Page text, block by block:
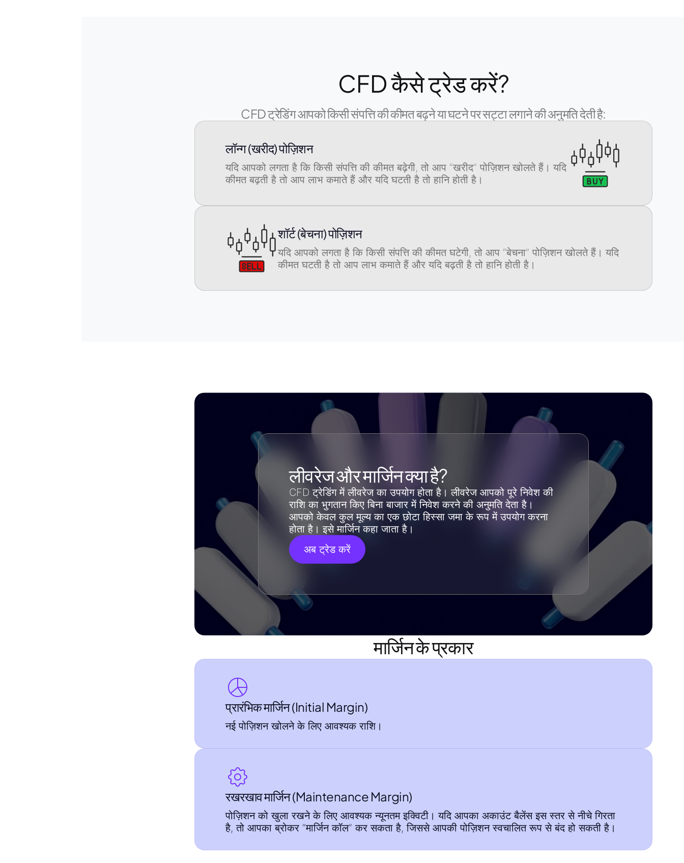
CFD कैसे ट्रेड करें?
CFD ट्रेडिंग आपको किसी संपत्ति की कीमत बढ़ने या घटने पर सट्टा लगाने की अनुमति देती है:
लॉन्ग (खरीद) पोज़िशन
यदि आपको लगता है कि किसी संपत्ति की कीमत बढ़ेगी, तो आप “खरीद” पोज़िशन खोलते हैं। यदि
कीमत बढ़ती है तो आप लाभ कमाते हैं और यदि घटती है तो हानि होती है।
शॉर्ट (बेचना) पोज़िशन
यदि आपको लगता है कि किसी संपत्ति की कीमत घटेगी, तो आप “बेचना” पोज़िशन खोलते हैं। यदि
कीमत घटती है तो आप लाभ कमाते हैं और यदि बढ़ती है तो हानि होती है।
लीवरेज और मार्जिन क्या है?
CFD ट्रेडिंग में लीवरेज का उपयोग होता है। लीवरेज आपको पूरे निवेश की
राशि का भुगतान किए बिना बाजार में निवेश करने की अनुमति देता है।
आपको केवल कुल मूल्य का एक छोटा हिस्सा जमा के रूप में उपयोग करना
होता है। इसे मार्जिन कहा जाता है।
अब ट्रेड करें
मार्जिन के प्रकार
प्रारंभिक मार्जिन (Initial Margin)
नई पोज़िशन खोलने के लिए आवश्यक राशि।
रखरखाव मार्जिन (Maintenance Margin)
पोज़िशन को खुला रखने के लिए आवश्यक न्यूनतम इक्विटी। यदि आपका अकाउंट बैलेंस इस स्तर से नीचे गिरता
है, तो आपका ब्रोकर “मार्जिन कॉल” कर सकता है, जिससे आपकी पोज़िशन स्वचालित रूप से बंद हो सकती है।